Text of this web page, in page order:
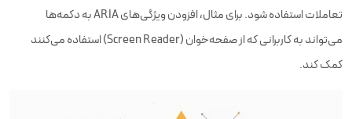
تعاملات استفاده شود. برای مثال، افزودن ویژگی‌های ARIA به دکمه‌ها
می‌تواند به کاربرانی که از صفحه‌خوان (Screen Reader) استفاده می‌کنند
کمک کند.